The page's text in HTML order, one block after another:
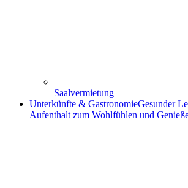
Saalvermietung
Unterkünfte & GastronomieGesunder
Aufenthalt zum Wohlfühlen und